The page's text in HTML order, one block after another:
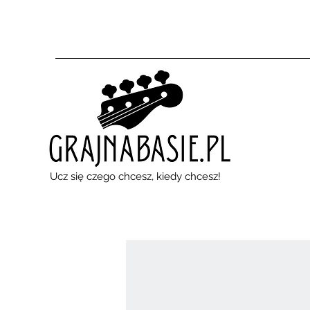
Ucz się czego chcesz, kiedy chcesz!